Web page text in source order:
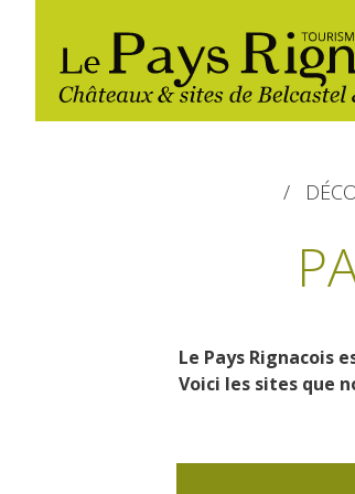
incontournables
Randonnée
Gîtes et locations
Restaurants
Les marchés et
Le Pays Rignacois
Voici les sites que